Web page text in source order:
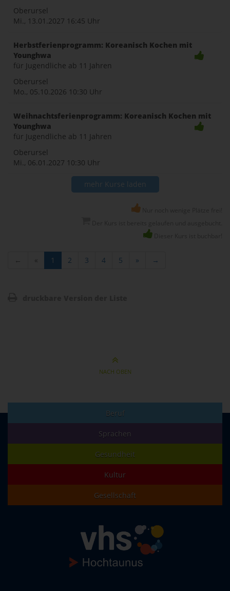
Oberursel
Mi., 13.01.2027 16:45 Uhr
Herbstferienprogramm: Koreanisch Kochen mit
Younghwa
für Jugendliche ab 11 Jahren
Oberursel
Mo., 05.10.2026 10:30 Uhr
Weihnachtsferienprogramm: Koreanisch Kochen mit
Younghwa
für Jugendliche ab 11 Jahren
Oberursel
Mi., 06.01.2027 10:30 Uhr
mehr Kurse laden
← « 1 2 3 4 5 » →
NACH OBEN
Beruf
Sprachen
Gesundheit
Kultur
Gesellschaft